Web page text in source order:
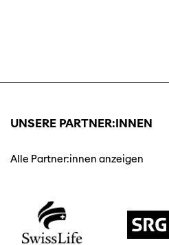
UNSERE PARTNER:INNEN
Alle Partner:innen anzeigen